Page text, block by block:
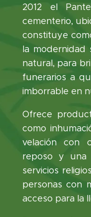
2012 el
cementerio,
constituye
la modernidad
natural, para
funerarios a
imborrable en
Ofrece
como
velación con
reposo y una
servicios
personas con
acceso para la